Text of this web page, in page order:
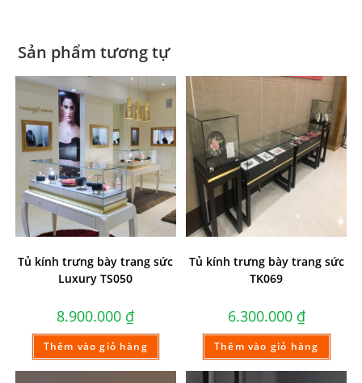
Sản phẩm tương tự
Tủ kính trưng bày trang sức
Luxury TS050
8.900.000 ₫
Thêm vào giỏ hàng
Tủ kính trưng bày trang sức
TK069
6.300.000 ₫
Thêm vào giỏ hàng